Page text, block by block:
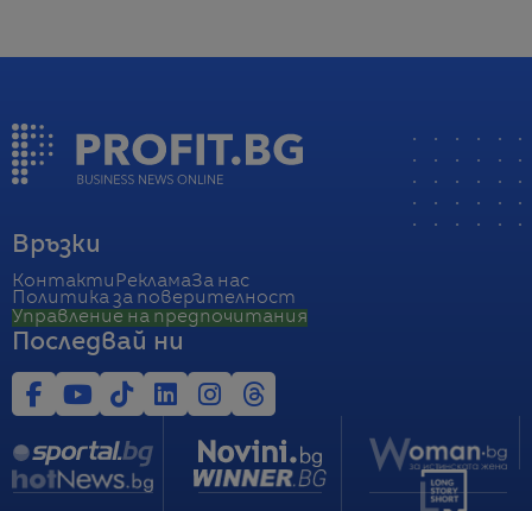
Връзки
Контакти РекламаЗа нас
Политика за поверителност
Управление на предпочитания
Последвай ни